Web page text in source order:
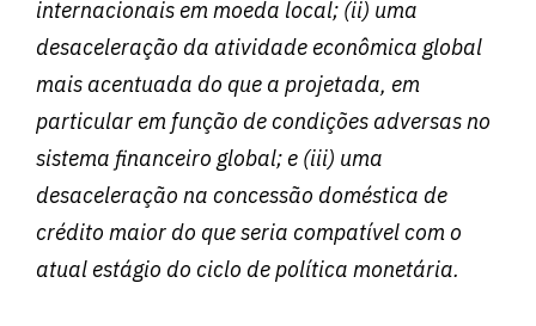
internacionais em moeda local; (ii) uma
desaceleração da atividade econômica global
mais acentuada do que a projetada, em
particular em função de condições adversas no
sistema financeiro global; e (iii) uma
desaceleração na concessão doméstica de
crédito maior do que seria compatível com o
atual estágio do ciclo de política monetária.